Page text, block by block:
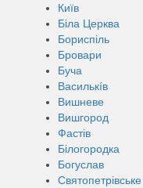
Київ
Біла Церква
Бориспіль
Бровари
Буча
Василькíв
Вишневе
Вишгород
Фастів
Білогородка
Богуслав
Святопетрівське